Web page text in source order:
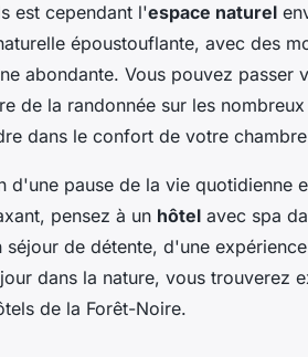
est cependant l'espace naturel
époustouflante, avec des
abondante. Vous pouvez passer
de la randonnée sur les
dans le confort de votre
d'une pause de la vie quotidienne
pensez à un hôtel avec spa
de détente, d'une
dans la nature, vous trouverez
de la Forêt-Noire.